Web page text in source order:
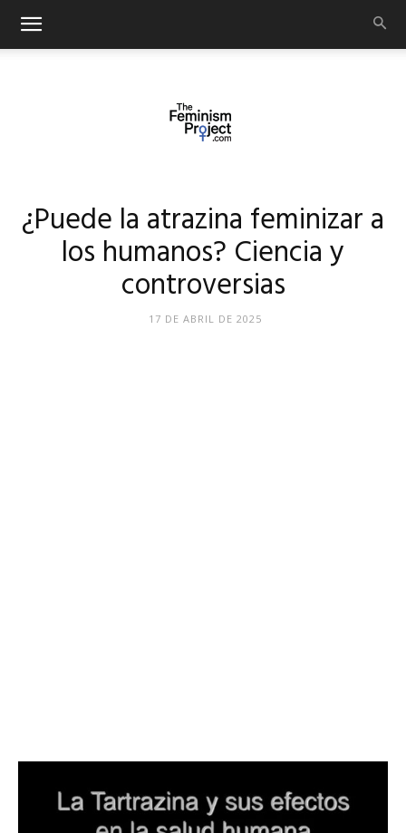
¿Puede la atrazina feminizar a
los humanos? Ciencia y
controversias
17 DE ABRIL DE 2025